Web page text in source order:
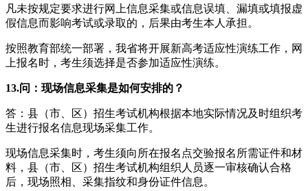
凡未按规定要求进行网上信息采集或信息误填、漏填或填报虚
假信息而影响考试或录取的，后果由考生本人承担。
按照教育部统一部署，我省将开展新高考适应性演练工作，网
上报名时，考生须选择是否参加适应性演练。
13.问：现场信息采集是如何安排的？
答：县（市、区）招生考试机构根据本地实际情况及时组织考
生进行报名信息现场采集工作。
现场信息采集时，考生须向所在报名点交验报名所需证件和材
料，县（市、区）招生考试机构组织人员逐一审核确认合格
后，现场照相、采集指纹和身份证件信息。